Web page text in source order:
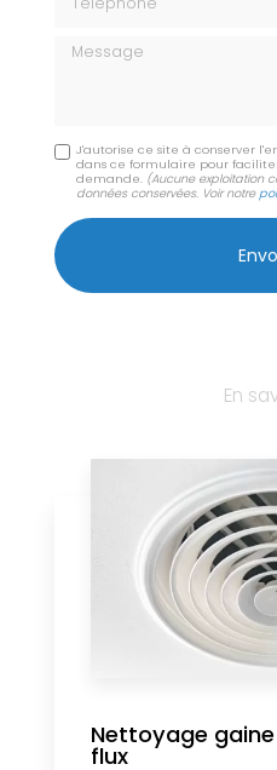
Message
J'autorise ce site à conserver
dans ce formulaire pour
demande. (Aucune exploitation
données conservées. Voir notre
En
Nettoyage
flux